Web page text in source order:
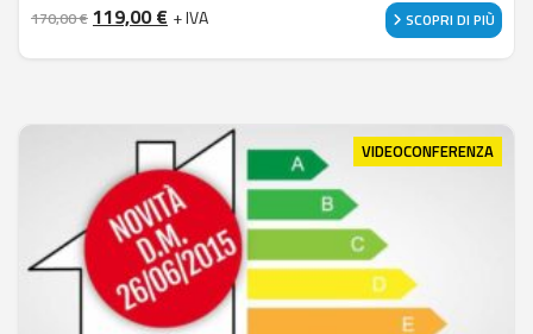
170,00€ Il prezzo originale era: 170,00 €.
119,00€ Il prezzo attuale è: 119,00 €.
+ IVA SCOPRI DI PIÙ
VIDEOCONFERENZA